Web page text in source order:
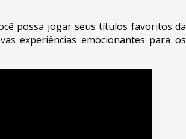
possa jogar seus títulos favoritos da
experiências emocionantes para os